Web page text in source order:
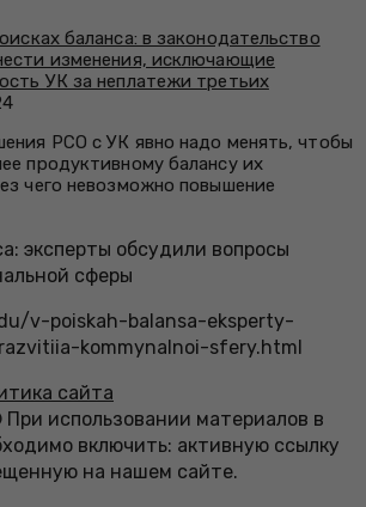
баланса: в законодательство
изменения, исключающие
УК за неплатежи третьих
РСО с УК явно надо менять, чтобы
продуктивному балансу их
чего невозможно повышение
эксперты обсудили вопросы
сферы
v-poiskah-balansa-eksperty-
kommynalnoi-sfery.html
сайта
использовании материалов в
включить: активную ссылку
на нашем сайте.